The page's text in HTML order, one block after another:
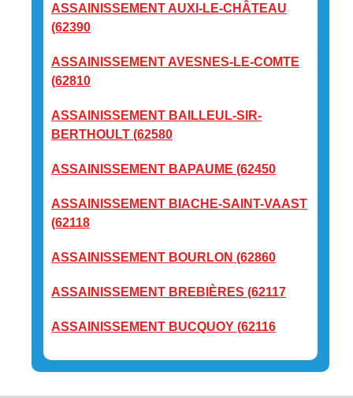
ASSAINISSEMENT AUXI-LE-CHÂTEAU
(62390
ASSAINISSEMENT AVESNES-LE-COMTE
(62810
ASSAINISSEMENT BAILLEUL-SIR-
BERTHOULT (62580
ASSAINISSEMENT BAPAUME (62450
ASSAINISSEMENT BIACHE-SAINT-VAAST
(62118
ASSAINISSEMENT BOURLON (62860
ASSAINISSEMENT BREBIÈRES (62117
ASSAINISSEMENT BUCQUOY (62116